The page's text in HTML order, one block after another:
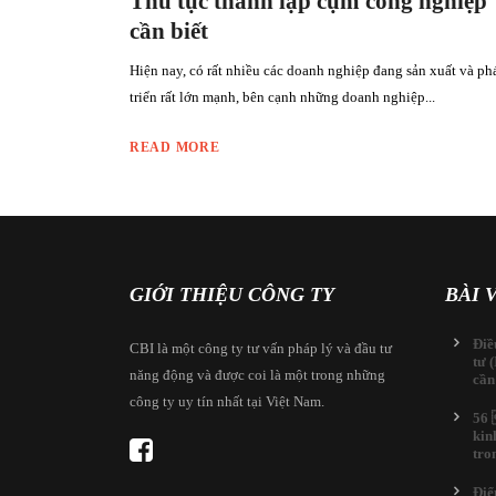
cần biết
Hiện nay, có rất nhiều các doanh nghiệp đang sản xuất và
triển rất lớn mạnh, bên cạnh những doanh nghiệp...
READ MORE
GIỚI THIỆU CÔNG TY
CBI là một công ty tư vấn pháp lý và đầu tư
năng động và được coi là một trong những
công ty uy tín nhất tại Việt Nam.
BÀI
tư
56